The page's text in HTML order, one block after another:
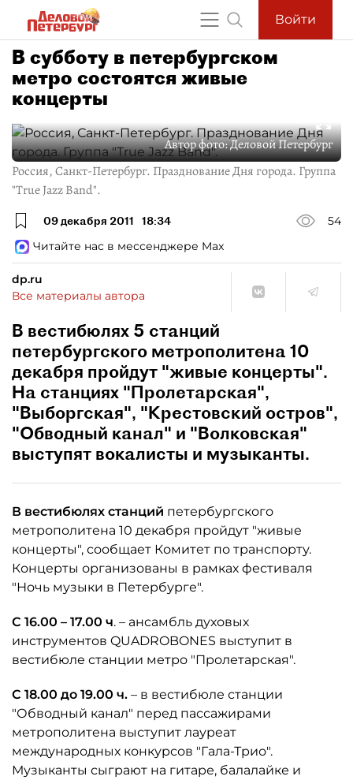
Войти
В субботу в петербургском
метро состоятся живые
концерты
Автор фото:Деловой Петербург
Россия, Санкт-Петербург. Празднование Дня города. Группа
"True Jazz Band".
09 декабря 2011 18:34
54
Читайте нас в мессенджере Max
dp.ru
Все материалы автора
В вестибюлях 5 станций
петербургского метрополитена 10
декабря пройдут "живые концерты".
На станциях "Пролетарская",
"Выборгская", "Крестовский остров",
"Обводный канал" и "Волковская"
выступят вокалисты и музыканты.
В вестибюлях станций петербургского
метрополитена 10 декабря пройдут "живые
концерты", сообщает Комитет по транспорту.
Концерты организованы в рамках фестиваля
"Ночь музыки в Петербурге".
С 16.00 – 17.00 ч. – ансамбль духовых
инструментов QUADROBONES выступит в
вестибюле станции метро "Пролетарская".
С 18.00 до 19.00 ч. – в вестибюле станции
"Обводный канал" перед пассажирами
метрополитена выступит лауреат
международных конкурсов "Гала-Трио".
Музыканты сыграют на гитаре, балалайке и